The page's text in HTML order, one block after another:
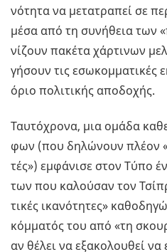
νό­τη­τα να με­τα­τρα­πεί σε
μέσα από τη συ­νή­θεια των
νί­ζουν πα­κέ­τα χάρ­τι­νων
γή­σουν τις εσω­κομ­μα­τι­κές
όριο πο­λι­τι­κής απο­δο­χής.
Ταυ­τό­χρο­να, μια ομάδα
φων (που δη­λώ­νουν πλέον
τές») εμ­φά­νι­σε στον Τύπο
των που κα­λού­σαν τον
τι­κές ικα­νό­τη­τες»
κόμ­μα­τός του από «τη
αν θέλει να εξα­κο­λου­θεί